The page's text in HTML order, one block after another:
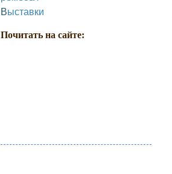
Выставки
Почитать на сайте: